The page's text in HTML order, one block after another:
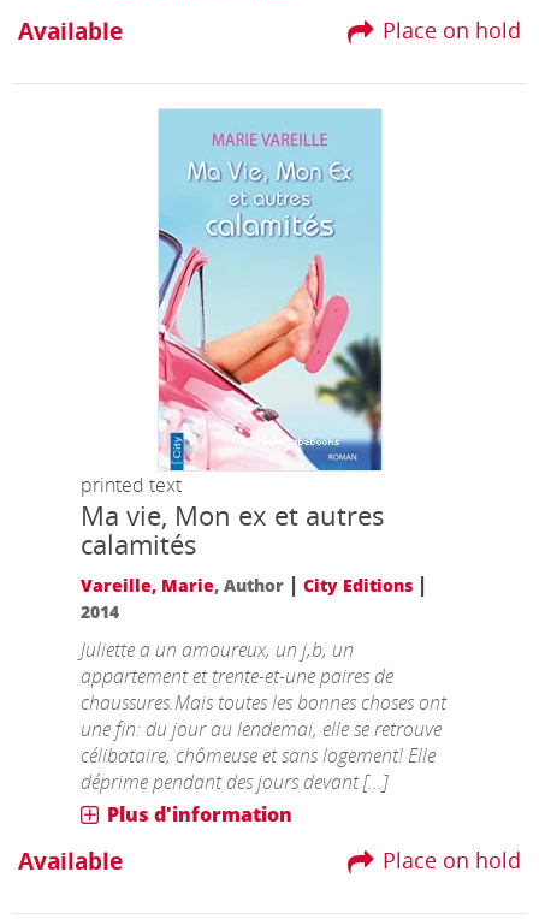
Place on hold
Available
printed text
Ma vie, Mon ex et autres
calamités
Vareille, Marie, Author |City Editions |
2014
Juliette a un amoureux, un j,b, un
appartement et trente-et-une paires de
chaussures.Mais toutes les bonnes choses ont
une fin: du jour au lendemai, elle se retrouve
célibataire, chômeuse et sans logement! Elle
déprime pendant des jours devant [...]
Plus d'information
Place on hold
Available